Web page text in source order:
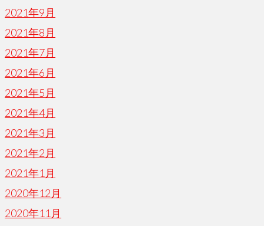
2021年9月
2021年8月
2021年7月
2021年6月
2021年5月
2021年4月
2021年3月
2021年2月
2021年1月
2020年12月
2020年11月